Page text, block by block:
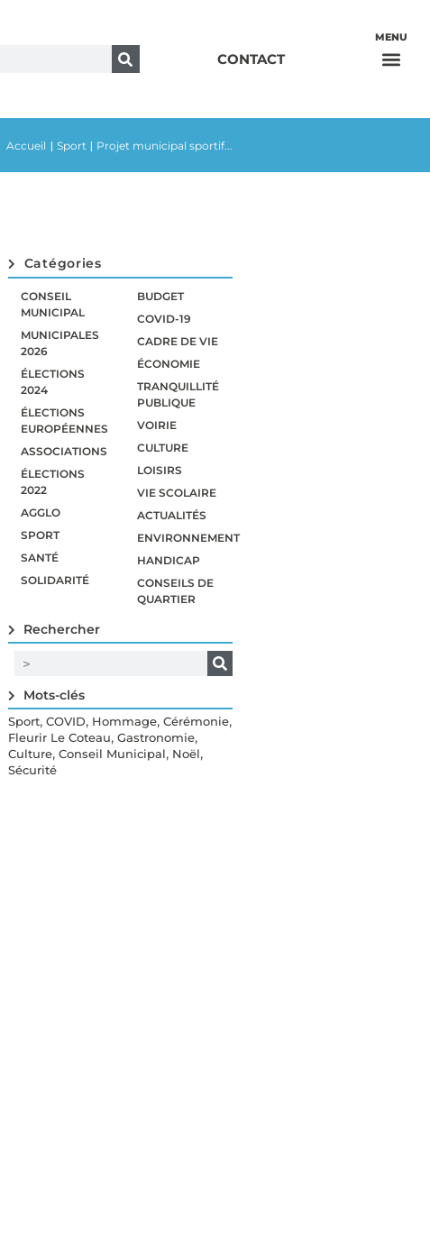
CONTACT
Accueil Sport Projet municipal sportif...
Catégories
CONSEIL
MUNICIPAL
MUNICIPALES
2026
ÉLECTIONS
2024
ÉLECTIONS
EUROPÉENNES
ASSOCIATIONS
ÉLECTIONS
2022
AGGLO
SPORT
SANTÉ
SOLIDARITÉ
BUDGET
COVID-19
CADRE DE VIE
ÉCONOMIE
TRANQUILLITÉ
PUBLIQUE
VOIRIE
CULTURE
LOISIRS
VIE SCOLAIRE
ACTUALITÉS
ENVIRONNEMENT
HANDICAP
CONSEILS DE
QUARTIER
Rechercher
Mots-clés
Sport, COVID, Hommage, Cérémonie,
Fleurir Le Coteau, Gastronomie,
Culture, Conseil Municipal, Noël,
Sécurité